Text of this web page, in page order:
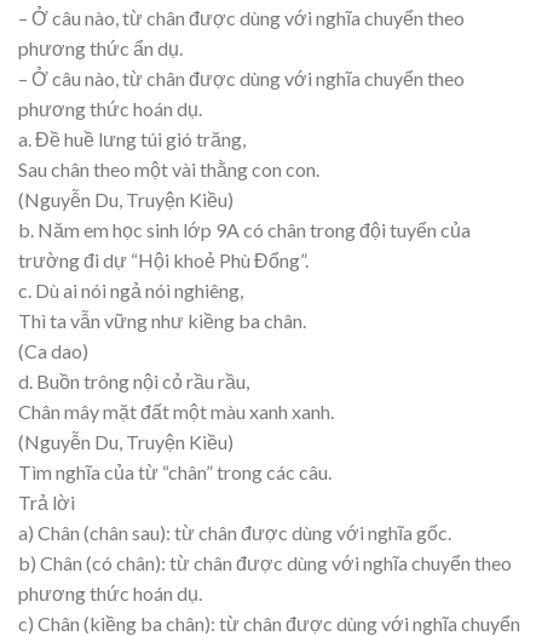
– Ở câu nào, từ chân được dùng với nghĩa chuyển theo
phương thức ẩn dụ.
– Ở câu nào, từ chân được dùng với nghĩa chuyển theo
phương thức hoán dụ.
a. Đề huề lưng túi gió trăng,
Sau chân theo một vài thằng con con.
(Nguyễn Du, Truyện Kiều)
b. Năm em học sinh lớp 9A có chân trong đội tuyển của
trường đi dự “Hội khoẻ Phù Đổng”.
c. Dù ai nói ngả nói nghiêng,
Thì ta vẫn vững như kiềng ba chân.
(Ca dao)
d. Buồn trông nội cỏ rầu rầu,
Chân mây mặt đất một màu xanh xanh.
(Nguyễn Du, Truyện Kiều)
Tìm nghĩa của từ “chân” trong các câu.
Trả lời
a) Chân (chân sau): từ chân được dùng với nghĩa gốc.
b) Chân (có chân): từ chân được dùng với nghĩa chuyển theo
phương thức hoán dụ.
c) Chân (kiềng ba chân): từ chân được dùng với nghĩa chuyển